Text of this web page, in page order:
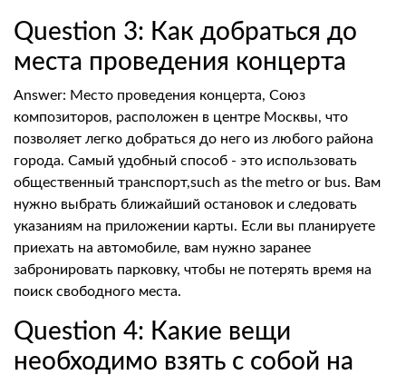
Question 3: Как добраться до
места проведения концерта
Answer: Место проведения концерта, Союз
композиторов, расположен в центре Москвы, что
позволяет легко добраться до него из любого района
города. Самый удобный способ - это использовать
общественный транспорт,such as the metro or bus. Вам
нужно выбрать ближайший остановок и следовать
указаниям на приложении карты. Если вы планируете
приехать на автомобиле, вам нужно заранее
забронировать парковку, чтобы не потерять время на
поиск свободного места.
Question 4: Какие вещи
необходимо взять с собой на